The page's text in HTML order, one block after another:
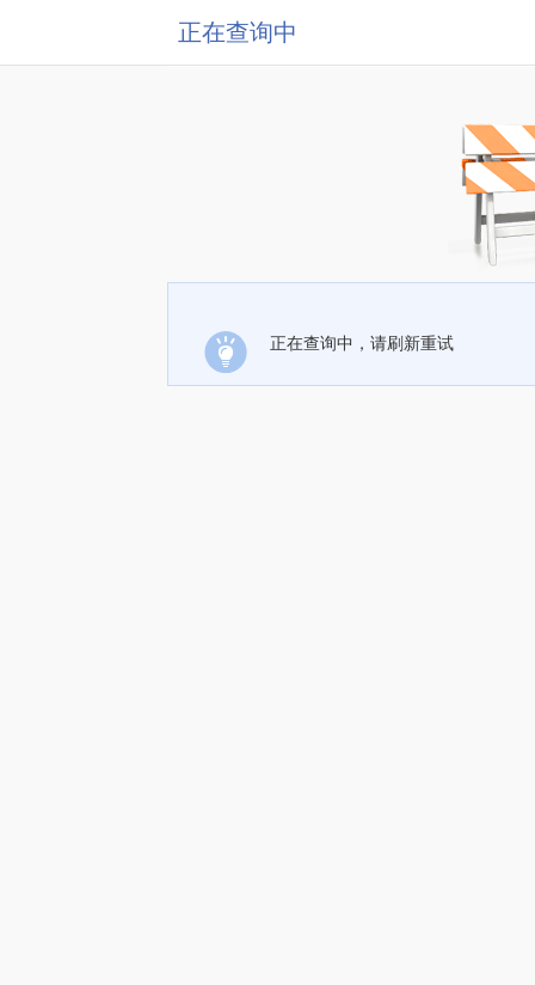
正在查询中
正在查询中，请刷新重试